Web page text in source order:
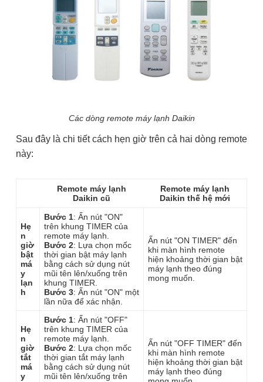
Các dòng remote máy lạnh Daikin
Sau đây là chi tiết cách hẹn giờ trên cả hai dòng remote
này:
Remote máy lạnh
Daikin cũ
Remote máy lạnh
Daikin thế hệ mới
Hẹ
n
giờ
bật
má
y
lạn
h
Bước 1: Ấn nút "ON"
trên khung TIMER của
remote máy lạnh.
Bước 2: Lựa chọn mốc
thời gian bật máy lạnh
bằng cách sử dụng nút
mũi tên lên/xuống trên
khung TIMER.
Bước 3: Ấn nút "ON" một
lần nữa để xác nhận.
Ấn nút "ON TIMER" đến
khi màn hình remote
hiện khoảng thời gian bật
máy lạnh theo đúng
mong muốn.
Hẹ
n
giờ
tắt
má
y
Bước 1: Ấn nút "OFF"
trên khung TIMER của
remote máy lạnh.
Bước 2: Lựa chọn mốc
thời gian tắt máy lạnh
bằng cách sử dụng nút
mũi tên lên/xuống trên
Ấn nút "OFF TIMER" đến
khi màn hình remote
hiện khoảng thời gian bật
máy lạnh theo đúng